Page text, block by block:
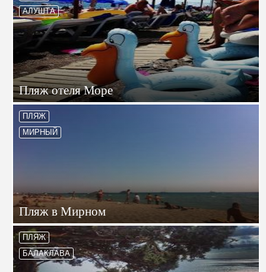
АЛУШТА
Пляж отеля Море
ПЛЯЖ
МИРНЫЙ
Пляж в Мирном
ПЛЯЖ
БАЛАКЛАВА